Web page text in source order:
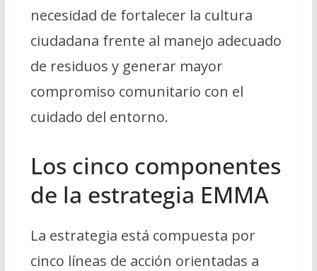
necesidad de fortalecer la cultura
ciudadana frente al manejo adecuado
de residuos y generar mayor
compromiso comunitario con el
cuidado del entorno.
Los cinco componentes
de la estrategia EMMA
La estrategia está compuesta por
cinco líneas de acción orientadas a